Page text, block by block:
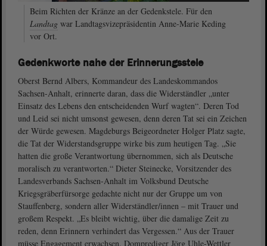
Beim Richten der Kränze an der Gedenkstele. Für den
Landtag war Landtagsvizepräsidentin Anne-Marie Keding
vor Ort.
Gedenkworte nahe der Erinnerungsstele
Oberst Bernd Albers, Kommandeur des Landeskommandos
Sachsen-Anhalt, erinnerte daran, dass die Widerständler „unter
Einsatz des Lebens den entscheidenden Wurf wagten“. Deren Tod
und Leid sei nicht umsonst gewesen, denn deren Tat sei ein Zeichen
der Würde gewesen. Magdeburgs Beigeordneter Holger Platz sagte,
die Tat der Widerstandsgruppe wirke bis zum heutigen Tag. „Sie
hatten die große Verantwortung übernommen, sich als Deutsche
moralisch zu verantworten.“ Dieter Steinecke, Vorsitzender des
Landesverbands Sachsen-Anhalt im Volksbund Deutsche
Kriegsgräberfürsorge gedachte nicht nur der Gruppe um von
Stauffenberg, sondern aller Widerständler/innen – mit Trauer und
großem Respekt. „Es bleibt wichtig, über die damalige Zeit zu
reden, denn Erinnern verhindert das Vergessen.“ Aus der Trauer
müsse Engagement erwachsen. Domprediger Jörg Uhle-Wettler